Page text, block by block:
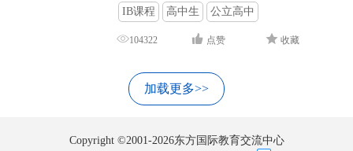
IB课程 高中生 公立高中
104322 点赞 收藏
加载更多>>
Copyright ©2001-2026东方国际教育交流中心